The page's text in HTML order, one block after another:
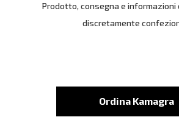
Prodotto, consegna e informazioni
discretamente
Ordina Kamagra